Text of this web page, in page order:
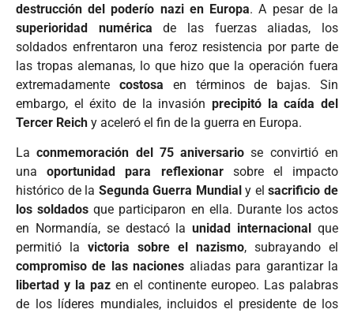
destrucción del poderío nazi en Europa. A pesar de la
superioridad numérica de las fuerzas aliadas, los
soldados enfrentaron una feroz resistencia por parte de
las tropas alemanas, lo que hizo que la operación fuera
extremadamente costosa en términos de bajas. Sin
embargo, el éxito de la invasión precipitó la caída del
Tercer Reich y aceleró el fin de la guerra en Europa.
Laconmemoración del 75 aniversario se convirtió en
unaoportunidad para reflexionarsobre el impacto
histórico de la Segunda Guerra Mundial y elsacrificio de
los soldados que participaron en ella. Durante los actos
en Normandía, se destacó launidad internacional
que
permitió la victoria sobre el nazismo, subrayando el
compromiso de las naciones aliadas para garantizar la
libertad y la paz en el continente europeo. Las palabras
de los líderes mundiales, incluidos el presidente de los